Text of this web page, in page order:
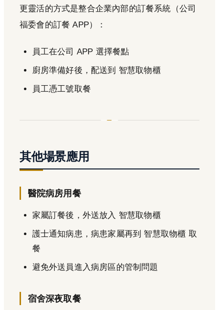
更靈活的方式是整合企業內部的訂餐系統（公司
福委會的訂餐 APP）：
員工在公司 APP 選擇餐點
廚房準備好後，配送到 智慧取物櫃
員工憑工號取餐
其他場景應用
醫院病房用餐
家屬訂餐後，外送放入 智慧取物櫃
護士通知病患，病患家屬再到 智慧取物櫃 取
餐
避免外送員進入病房區的管制問題
宿舍深夜取餐